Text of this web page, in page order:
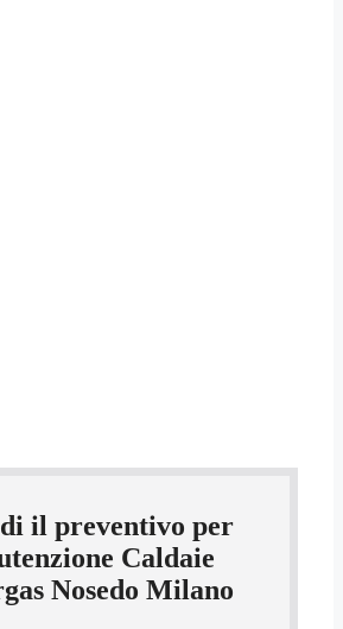
il preventivo per
Caldaie
Nosedo Milano